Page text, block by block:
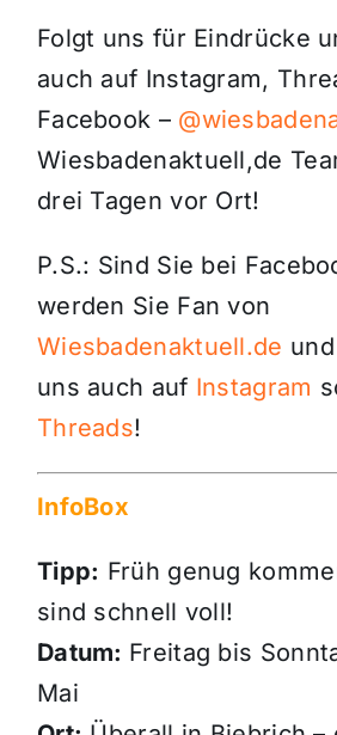
Folgt uns für Eindrücke
auch auf Instagram,
Facebook –
Wiesbadenaktuell,de
drei Tagen vor Ort!
P.S.: Sind Sie bei
werden Sie Fan von
Wiesbadenaktuell.de
uns auch auf Instagram
Threads!
InfoBox
Tipp: Früh genug
sind schnell voll!
Datum: Freitag bis
Mai